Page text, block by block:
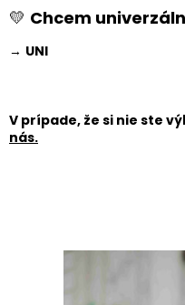
💛 Chcem
→ UNI
V prípade, že si nie ste
nás.